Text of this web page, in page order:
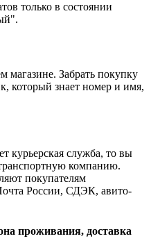
только в состоянии
магазине. Забрать покупку
который знает номер и имя,
курьерская служба, то вы
транспортную компанию.
покупателям
России, СДЭК, авито-
проживания, доставка